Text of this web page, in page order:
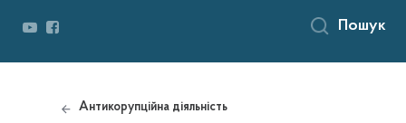
Пошук
Антикорупційна діяльність